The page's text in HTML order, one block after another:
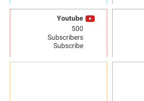
Youtube
500
Subscribers
Subscribe